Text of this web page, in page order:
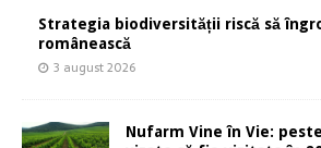
Strategia biodiversității riscă să
românească
3 august 2026
Nufarm Vine în Vie: